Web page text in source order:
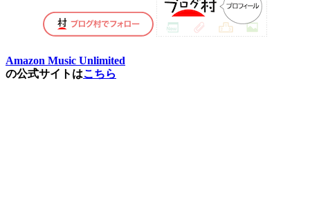
Amazon Music Unlimited
の公式サイトはこちら